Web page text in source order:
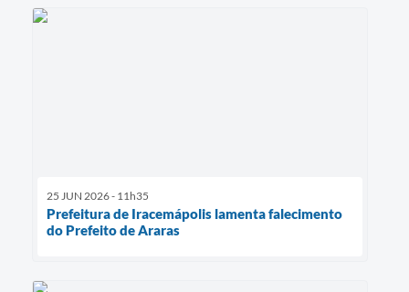
25 JUN 2026 - 11h35
Prefeitura de Iracemápolis lamenta falecimento
do Prefeito de Araras